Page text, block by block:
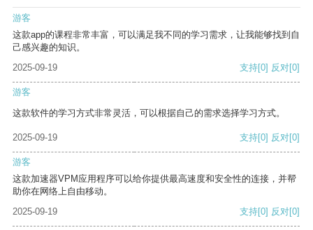
游客
这款app的课程非常丰富，可以满足我不同的学习需求，让我能够找到自
己感兴趣的知识。
2025-09-19
支持[0] 反对[0]
游客
这款软件的学习方式非常灵活，可以根据自己的需求选择学习方式。
2025-09-19 支持[0] 反对[0]
游客
这款加速器VPM应用程序可以给你提供最高速度和安全性的连接，并帮
助你在网络上自由移动。
2025-09-19
支持[0] 反对[0]